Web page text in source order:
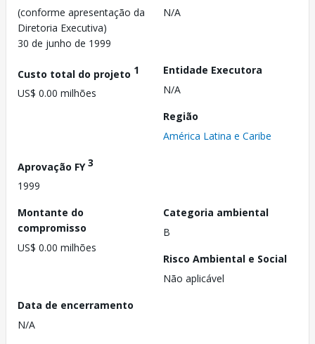
(conforme apresentação da
Diretoria Executiva)
30 de junho de 1999
N/A
Custo total do projeto 1
US$ 0.00 milhões
Entidade Executora
N/A
Região
América Latina e Caribe
Aprovação FY3
1999
Montante do
compromisso
US$ 0.00 milhões
Categoria ambiental
B
Risco Ambiental e Social
Não aplicável
Data de encerramento
N/A